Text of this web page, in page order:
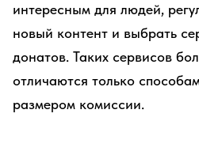
интересным для людей,
новый контент и выбрать
донатов. Таких сервисов
отличаются только
размером комиссии.